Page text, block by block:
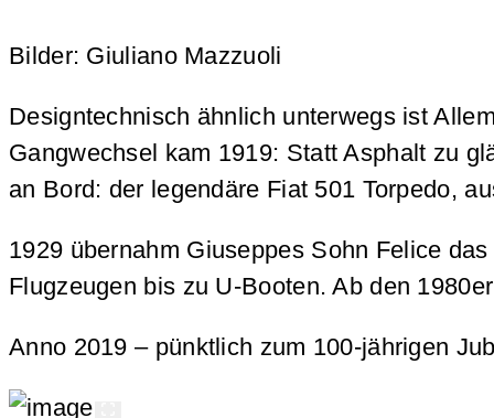
Bilder: Giuliano Mazzuoli
Designtechnisch ähnlich unterwegs ist
Gangwechsel kam 1919: Statt Asphalt zu
an Bord: der legendäre Fiat 501 Torpedo,
1929 übernahm Giuseppes Sohn Felice
Flugzeugen bis zu U-Booten. Ab den
Anno 2019 – pünktlich zum 100-jährigen